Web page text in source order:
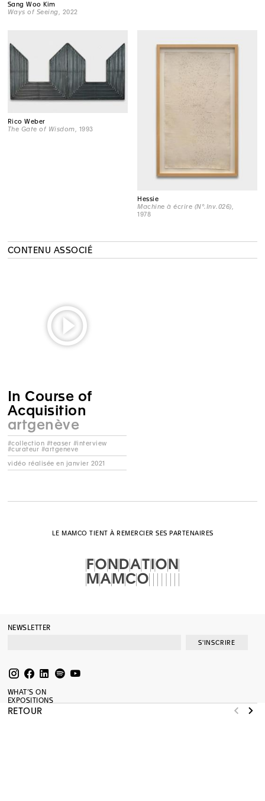
Sang Woo Kim
Ways of Seeing , 2022
Rico Weber
The Gate of Wisdom , 1993
Hessie
Machine à écrire (N°.Inv.026)
1978
CONTENU ASSOCIÉ
In Course of
Acquisition
artgenève
#collection #teaser #interview
#curateur #artgeneve
vidéo réalisée en janvier 2021
RETOUR
LE MAMCO TIENT À REMERCIER SES PARTENAIRES
NEWSLETTER
S'INSCRIRE
WHAT’S ON
EXPOSITIONS
COLLECTION